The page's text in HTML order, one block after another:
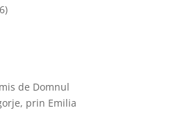
de Domnul
prin Emilia